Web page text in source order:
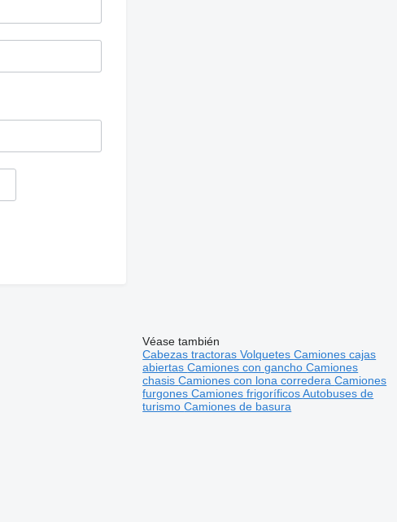
Véase también
Cabezas tractorasVolquetesCamiones cajas
abiertasCamiones con ganchoCamiones
chasisCamiones con lona correderaCamiones
furgonesCamiones frigoríficosAutobuses de
turismoCamiones de basura